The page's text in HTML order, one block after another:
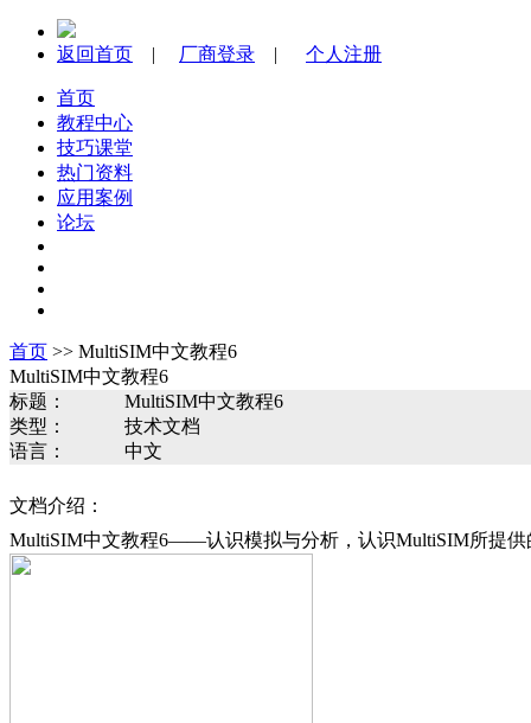
返回首页 | 厂商登录 | 个人注册
首页
教程中心
技巧课堂
热门资料
应用案例
论坛
首页 >> MultiSIM中文教程6
MultiSIM中文教程6
标题：
MultiSIM中文教程6
类型：
技术文档
语言：
中文
文档介绍：
MultiSIM中文教程6——认识模拟与分析，认识MultiSIM所提供